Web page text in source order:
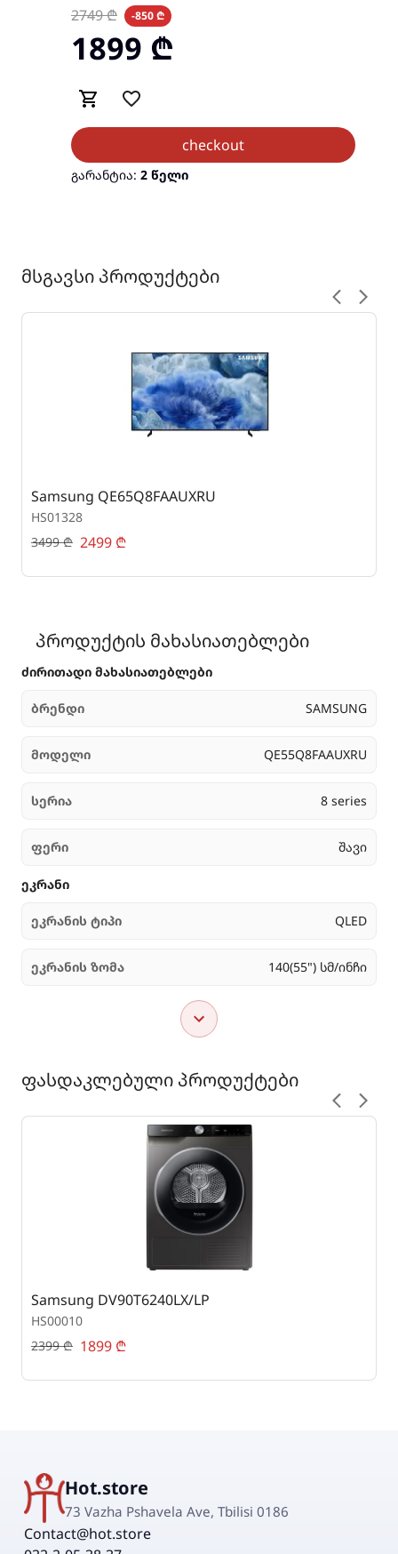
2749₾ -850 ₾
1899 ₾
checkout
გარანტია: 2 წელი
მსგავსი პროდუქტები
Samsung QE65Q8FAAUXRU
HS01328
3499₾ 2499 ₾
პროდუქტის მახასიათებლები
ძირითადი მახასიათებლები
ბრენდი SAMSUNG
მოდელი QE55Q8FAAUXRU
სერია 8 series
ფერი შავი
ეკრანი
ეკრანის ტიპი QLED
ეკრანის ზომა 140(55") სმ/ინჩი
ფასდაკლებული პროდუქტები
Samsung DV90T6240LX/LP
HS00010
2399₾ 1899 ₾
Hot.store
73 Vazha Pshavela Ave, Tbilisi 0186
Contact@hot.store